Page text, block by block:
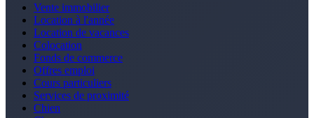
Vente immobilier
Location à l'année
Location de vacances
Colocation
Fonds de commerce
Offres emploi
Cours particuliers
Services de proximité
Chien